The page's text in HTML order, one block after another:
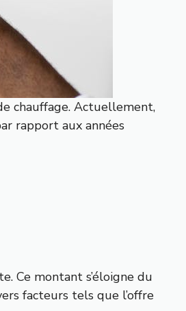
chauffage. Actuellement,
rapport aux années
Ce montant s’éloigne du
facteurs tels que l’offre